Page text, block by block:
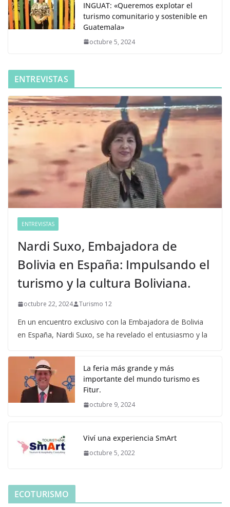
INGUAT: «Queremos explotar el
turismo comunitario y sostenible en
Guatemala»
octubre 5, 2024
ENTREVISTAS
ENTREVISTAS
Nardi Suxo, Embajadora de
Bolivia en España: Impulsando el
turismo y la cultura Boliviana.
octubre 22, 2024 Turismo 12
En un encuentro exclusivo con la Embajadora de Bolivia
en España, Nardi Suxo, se ha revelado el entusiasmo y la
La feria más grande y más
importante del mundo turismo es
Fitur.
octubre 9, 2024
Viví una experiencia SmArt
octubre 5, 2022
ECOTURISMO